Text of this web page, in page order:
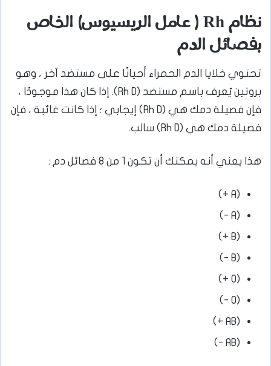
نظام Rh ( عامل الريسيوس) الخاص
بفصائل الدم
تحتوي خلايا الدم الحمراء أحيانًا على مستضد آخر ، وهو
بروتين يُعرف باسم مستضد (Rh D). إذا كان هذا موجودًا ،
فإن فصيلة دمك هي (Rh D) إيجابي ؛ إذا كانت غائبة ، فإن
فصيلة دمك هي (Rh D) سالب.
هذا يعني أنه يمكنك أن تكون 1 من 8 فصائل دم :
(A +)
(A -)
(B +)
(B -)
(O +)
(O -)
(AB +)
(AB -)